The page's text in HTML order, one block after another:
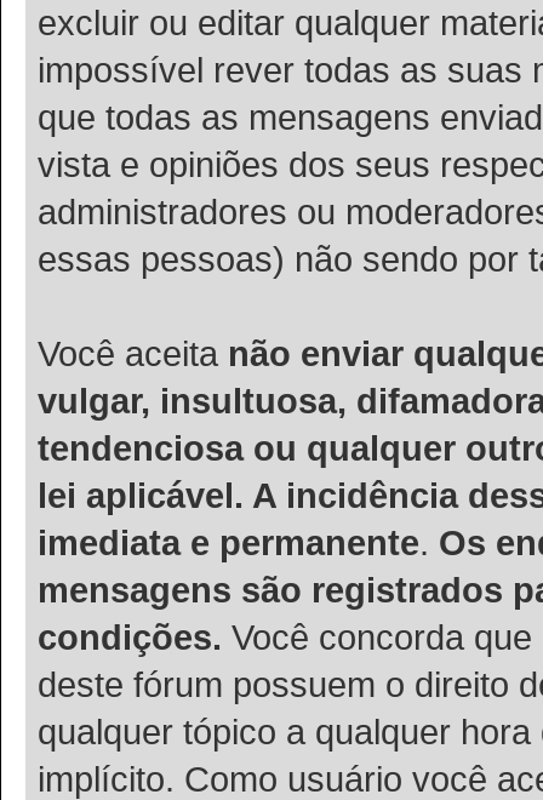
excluir ou editar qualquer
impossível rever todas as suas
que todas as mensagens
vista e opiniões dos seus
administradores ou
essas pessoas) não sendo por
Você aceita não enviar
vulgar, insultuosa,
tendenciosa ou qualquer
lei aplicável. A incidência
imediata e permanente. Os
mensagens são registrados
condições. Você concorda
deste fórum possuem o direito
qualquer tópico a qualquer
implícito. Como usuário você